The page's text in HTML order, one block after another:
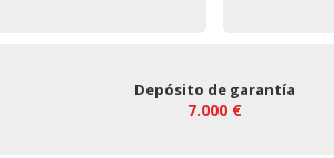
Depósito de garantía
7.000 €